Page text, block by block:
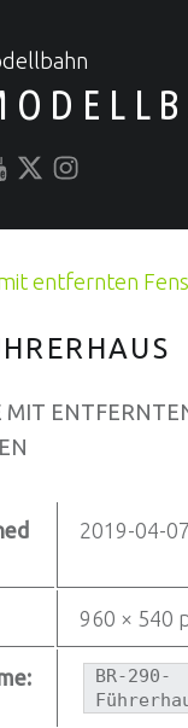
MIT
2019-04-07
960 × 540
BR-290-